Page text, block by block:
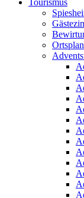
Tourismus
Ortsplan